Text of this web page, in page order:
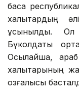
басқа
халықтардың
ұсынылды. Ол
Бүколдақтық
Осылайша,
халықтарының
қозғалысы